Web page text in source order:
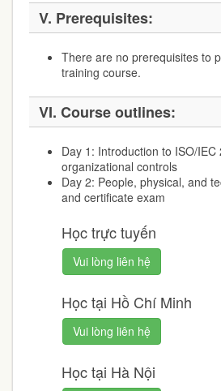
V. Prerequisites:
There are no prerequisites to
training course.
VI. Course outlines:
Day 1: Introduction to ISO/IEC
organizational controls
Day 2: People, physical, and
and certificate exam
Học trực tuyến
Vui lòng liên hệ
Học tại Hồ Chí Minh
Vui lòng liên hệ
Học tại Hà Nội